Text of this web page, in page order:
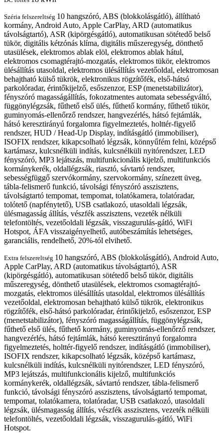
Széria felszereltség 10 hangszóró, ABS (blokkolásgátló), állítható
kormány, Android Auto, Apple CarPlay, ARD (automatikus
távolságtartó), ASR (kipörgésgátló), automatikusan sötétedő belső
tükör, digitális kétzónás klíma, digitális műszeregység, dönthető
utasülések, elektromos ablak elöl, elektromos ablak hátul,
elektromos csomagtérajtó-mozgatás, elektromos tükör, elektromos
ülésállítás utasoldal, elektromos ülésállítás vezetőoldal, elektromosan
behajtható külső tükrök, elektronikus rögzítőfék, első-hátsó
parkolóradar, érintőkijelző, esőszenzor, ESP (menetstabilizátor),
fényszóró magasságállítás, fokozatmentes automata sebességváltó,
függönylégzsák, fűthető első ülés, fűthető kormány, fűthető tükör,
guminyomás-ellenőrző rendszer, hangvezérlés, hátsó fejtámlák,
hátsó keresztirányú forgalomra figyelmeztetés, holttér-figyelő
rendszer, HUD / Head-Up Display, indításgátló (immobiliser),
ISOFIX rendszer, kikapcsolható légzsák, könnyűfém felni, középső
kartámasz, kulcsnélküli indítás, kulcsnélküli nyitórendszer, LED
fényszóró, MP3 lejátszás, multifunkcionális kijelző, multifunkciós
kormánykerék, oldallégzsák, riasztó, sávtartó rendszer,
sebességfüggő szervókormány, szervokormány, színezett üveg,
tábla-felismerő funkció, távolsági fényszóró asszisztens,
távolságtartó tempomat, tempomat, tolatókamera, tolatóradar,
tolótető (napfénytető), USB csatlakozó, utasoldali légzsák,
ülésmagasság állítás, vészfék asszisztens, vezeték nélküli
telefontöltés, vezetőoldali légzsák, visszagurulás-gátló, WiFi
Hotspot, ÁFA visszaigényelhető, autóbeszámítás lehetséges,
garanciális, rendelhető, 20%-tól elvihető.
Extra felszereltség 10 hangszóró, ABS (blokkolásgátló), Android Auto,
Apple CarPlay, ARD (automatikus távolságtartó), ASR
(kipörgésgátló), automatikusan sötétedő belső tükör, digitális
műszeregység, dönthető utasülések, elektromos csomagtérajtó-
mozgatás, elektromos ülésállítás utasoldal, elektromos ülésállítás
vezetőoldal, elektromosan behajtható külső tükrök, elektronikus
rögzítőfék, első-hátsó parkolóradar, érintőkijelző, esőszenzor, ESP
(menetstabilizátor), fényszóró magasságállítás, függönylégzsák,
fűthető első ülés, fűthető kormány, guminyomás-ellenőrző rendszer,
hangvezérlés, hátsó fejtámlák, hátsó keresztirányú forgalomra
figyelmeztetés, holttér-figyelő rendszer, indításgátló (immobiliser),
ISOFIX rendszer, kikapcsolható légzsák, középső kartámasz,
kulcsnélküli indítás, kulcsnélküli nyitórendszer, LED fényszóró,
MP3 lejátszás, multifunkcionális kijelző, multifunkciós
kormánykerék, oldallégzsák, sávtartó rendszer, tábla-felismerő
funkció, távolsági fényszóró asszisztens, távolságtartó tempomat,
tempomat, tolatókamera, tolatóradar, USB csatlakozó, utasoldali
légzsák, ülésmagasság állítás, vészfék asszisztens, vezeték nélküli
telefontöltés, vezetőoldali légzsák, visszagurulás-gátló, WiFi
Hotspot.